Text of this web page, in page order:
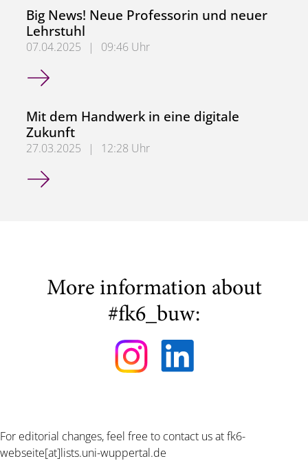
Big News! Neue Professorin und neuer
Lehrstuhl
07.04.2025 |
09:46 Uhr
Big News! Neue Professorin und neuer Lehrstuhl
Mit dem Handwerk in eine digitale
Zukunft
27.03.2025 |
12:28 Uhr
Mit dem Handwerk in eine digitale Zukunft
More information about
#fk6_buw:
For editorial changes, feel free to contact us atfk6-
webseite[at]lists.uni-wuppertal.de